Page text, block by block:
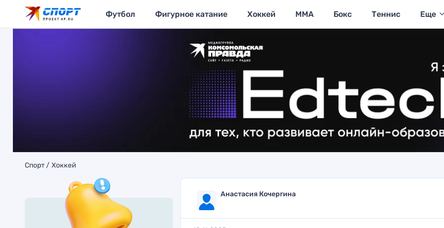
Футбол Фигурное катание Хоккей MMA Бокс Теннис Еще
Спорт Хоккей
Анастасия Кочергина